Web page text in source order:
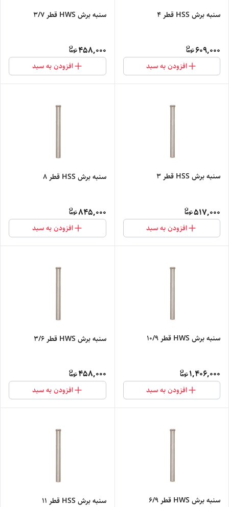
سنبه برش HSS قطر 4
609,000
افزودن به سبد
سنبه برش HWS قطر 3/7
458,000
افزودن به سبد
سنبه برش HSS قطر 3
517,000
افزودن به سبد
سنبه برش HSS قطر 8
845,000
افزودن به سبد
سنبه برش HWS قطر 10/9
1,406,000
افزودن به سبد
سنبه برش HWS قطر 3/6
458,000
افزودن به سبد
سنبه برش HWS قطر 6/9 سنبه برش HSS قطر 11